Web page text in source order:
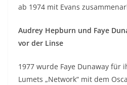
ab 1974 mit Evans
Audrey Hepburn und Faye
vor der Linse
1977 wurde Faye Dunaway für
Lumets „Network“ mit dem